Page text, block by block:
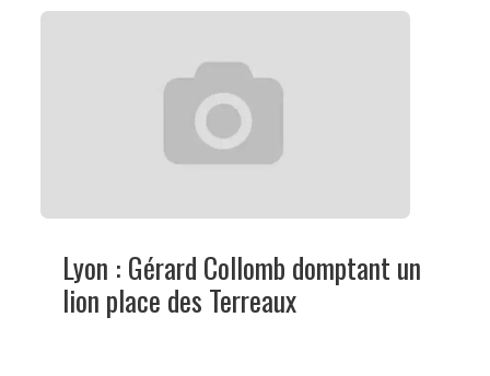
Lyon : Gérard Collomb domptant un
lion place des Terreaux